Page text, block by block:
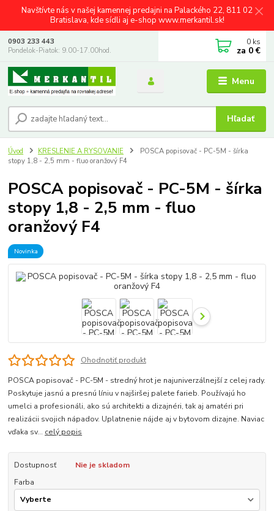
Navštívte nás v našej kamennej predajni na Palackého 22, 811 02
Bratislava, kde sídli aj e-shop www.merkantil.sk!
Menu
Hľadať
0903 233 443
Pondelok-Piatok: 9.00-17.00hod.
0 ks
za 0 €
Úvod KRESLENIE A RYSOVANIE
POSCA popisovač - PC-5M - šírka
stopy 1,8 - 2,5 mm - fluo oranžový F4
POSCA popisovač - PC-5M - šírka
stopy 1,8 - 2,5 mm - fluo
oranžový F4
Novinka
Ohodnotiť produkt
POSCA popisovač - PC-5M - stredný hrot je najuniverzálnejší z celej rady.
Poskytuje jasnú a presnú líniu v najširšej palete farieb. Používajú ho
umelci a profesionáli, ako sú architekti a dizajnéri, tak aj amatéri pri
realizácii svojich nápadov. Uplatnenie nájde aj v bytovom dizajne. Naviac
vďaka sv... celý popis
Dostupnosť
Nie je skladom
Farba